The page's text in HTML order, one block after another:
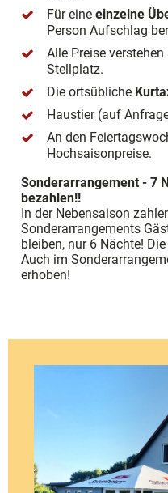
Für eine einzelne
Person Aufschlag
Alle Preise
Stellplatz.
Die ortsübliche
Haustier (auf
An den
Hochsaisonpreise.
Sonderarrangement - 7
bezahlen!!
In der Nebensaison
Sonderarrangements
bleiben, nur 6 Nächte!
Auch im
erhoben!